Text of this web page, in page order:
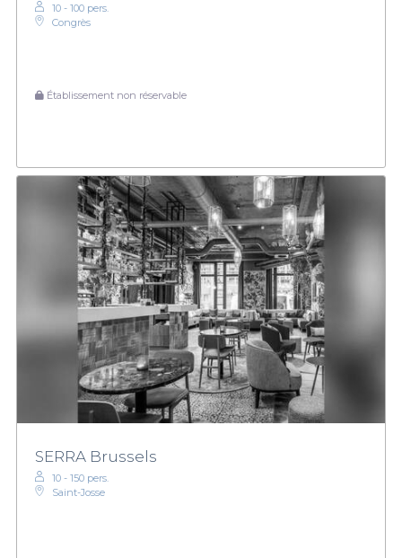
10 - 100 pers.
Congrès
Établissement non réservable
SERRA Brussels
10 - 150 pers.
Saint-Josse